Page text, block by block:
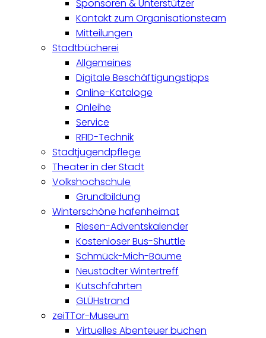
Sponsoren & Unterstützer
Kontakt zum Organisationsteam
Mitteilungen
Stadtbücherei
Allgemeines
Digitale Beschäftigungstipps
Online-Kataloge
Onleihe
Service
RFID-Technik
Stadtjugendpflege
Theater in der Stadt
Volkshochschule
Grundbildung
Winterschöne hafenheimat
Riesen-Adventskalender
Kostenloser Bus-Shuttle
Schmück-Mich-Bäume
Neustädter Wintertreff
Kutschfahrten
GLÜHstrand
zeiTTor-Museum
Virtuelles Abenteuer buchen